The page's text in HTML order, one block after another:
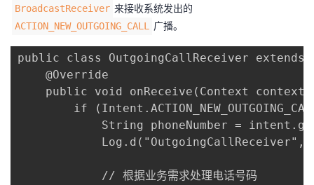
注
的
开
我
的
Programs
我
​BroadcastReceiver​ ​来接收系统发出的​
​ACTION_NEW_OUTGOING_CALL​ ​广播。
public class OutgoingCallReceiver extends
    @Override
public void onReceive(Context
if
String phoneNumber =
Log.d("OutgoingCallReceiver",
            // 根据业务需求处理电话号码